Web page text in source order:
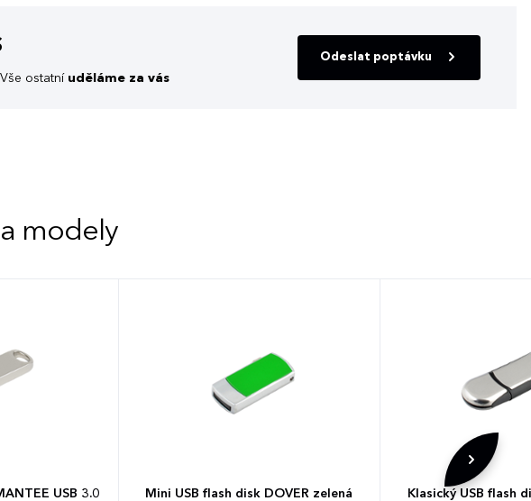
Vše ostatní uděláme za vás
Odeslat poptávku
modely
USB 3.0
Mini USB flash disk DOVER zelená
Klasický USB flash